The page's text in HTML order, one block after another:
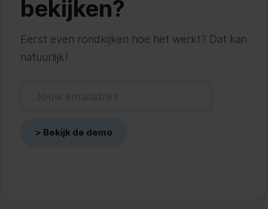
bekijken?
Eerst even rondkijken hoe het werkt? Dat kan
natuurlijk!